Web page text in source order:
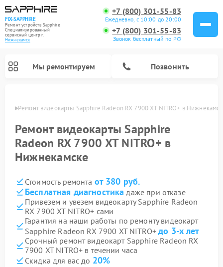
FIX-SAPPHIRE
Ремонт устройств Sapphire
Специализированный
cервисный центр г.
Нижнекамск
+7 (800) 301-55-83
Ежедневно, с 10:00 до 20:00
+7 (800) 301-55-83
Звонок бесплатный по РФ
Мы ремонтируем Позвонить
Ремонт видеокарты Sapphire Radeon RX 7900 XT NITRO+ в
Ремонт видеокарты Sapphire
Radeon RX 7900 XT NITRO+ в
Нижнекамске
Стоимость ремонта от 380 руб.
Бесплатная диагностика даже при отказе
Привезем и увезем видеокарту Sapphire Radeon
RX 7900 XT NITRO+ сами
Гарантия на наши работы по ремонту видеокарт
Sapphire Radeon RX 7900 XT NITRO+до 3-х лет
Срочный ремонт видеокарт Sapphire Radeon RX
7900 XT NITRO+ в течении часа
Скидка для вас до 20%